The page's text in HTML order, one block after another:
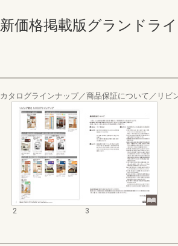
新価格掲載版グランドラ
カタログラインナップ／商品保証について／リビ
2 3